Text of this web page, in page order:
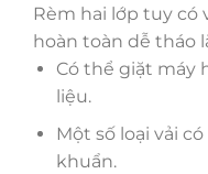
Rèm hai lớp tuy có
hoàn toàn dễ tháo
Có thể giặt máy
liệu.
Một số loại vải
khuẩn.